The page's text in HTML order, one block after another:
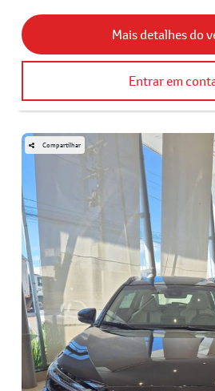
Mais detalhes do
Entrar em
Compartilhar